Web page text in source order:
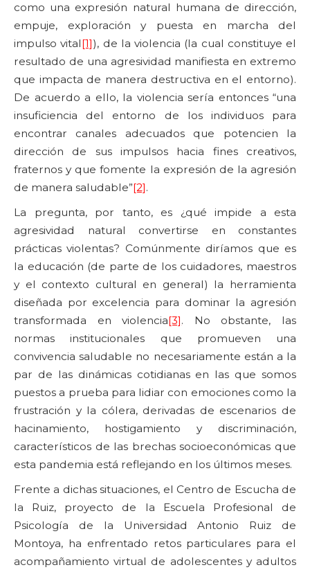
como una expresión natural humana de dirección,
empuje, exploración y puesta en marcha del
impulso vital[1]), de la violencia (la cual constituye el
resultado de una agresividad manifiesta en extremo
que impacta de manera destructiva en el entorno).
De acuerdo a ello, la violencia sería entonces “una
insuficiencia del entorno de los individuos para
encontrar canales adecuados que potencien la
dirección de sus impulsos hacia fines creativos,
fraternos y que fomente la expresión de la agresión
de manera saludable”[2].
La pregunta, por tanto, es ¿qué impide a esta
agresividad natural convertirse en constantes
prácticas violentas? Comúnmente diríamos que es
la educación (de parte de los cuidadores, maestros
y el contexto cultural en general) la herramienta
diseñada por excelencia para dominar la agresión
transformada en violencia[3]. No obstante, las
normas institucionales que promueven una
convivencia saludable no necesariamente están a la
par de las dinámicas cotidianas en las que somos
puestos a prueba para lidiar con emociones como la
frustración y la cólera, derivadas de escenarios de
hacinamiento, hostigamiento y discriminación,
característicos de las brechas socioeconómicas que
esta pandemia está reflejando en los últimos meses.
Frente a dichas situaciones, el Centro de Escucha de
la Ruiz, proyecto de la Escuela Profesional de
Psicología de la Universidad Antonio Ruiz de
Montoya, ha enfrentado retos particulares para el
acompañamiento virtual de adolescentes y adultos